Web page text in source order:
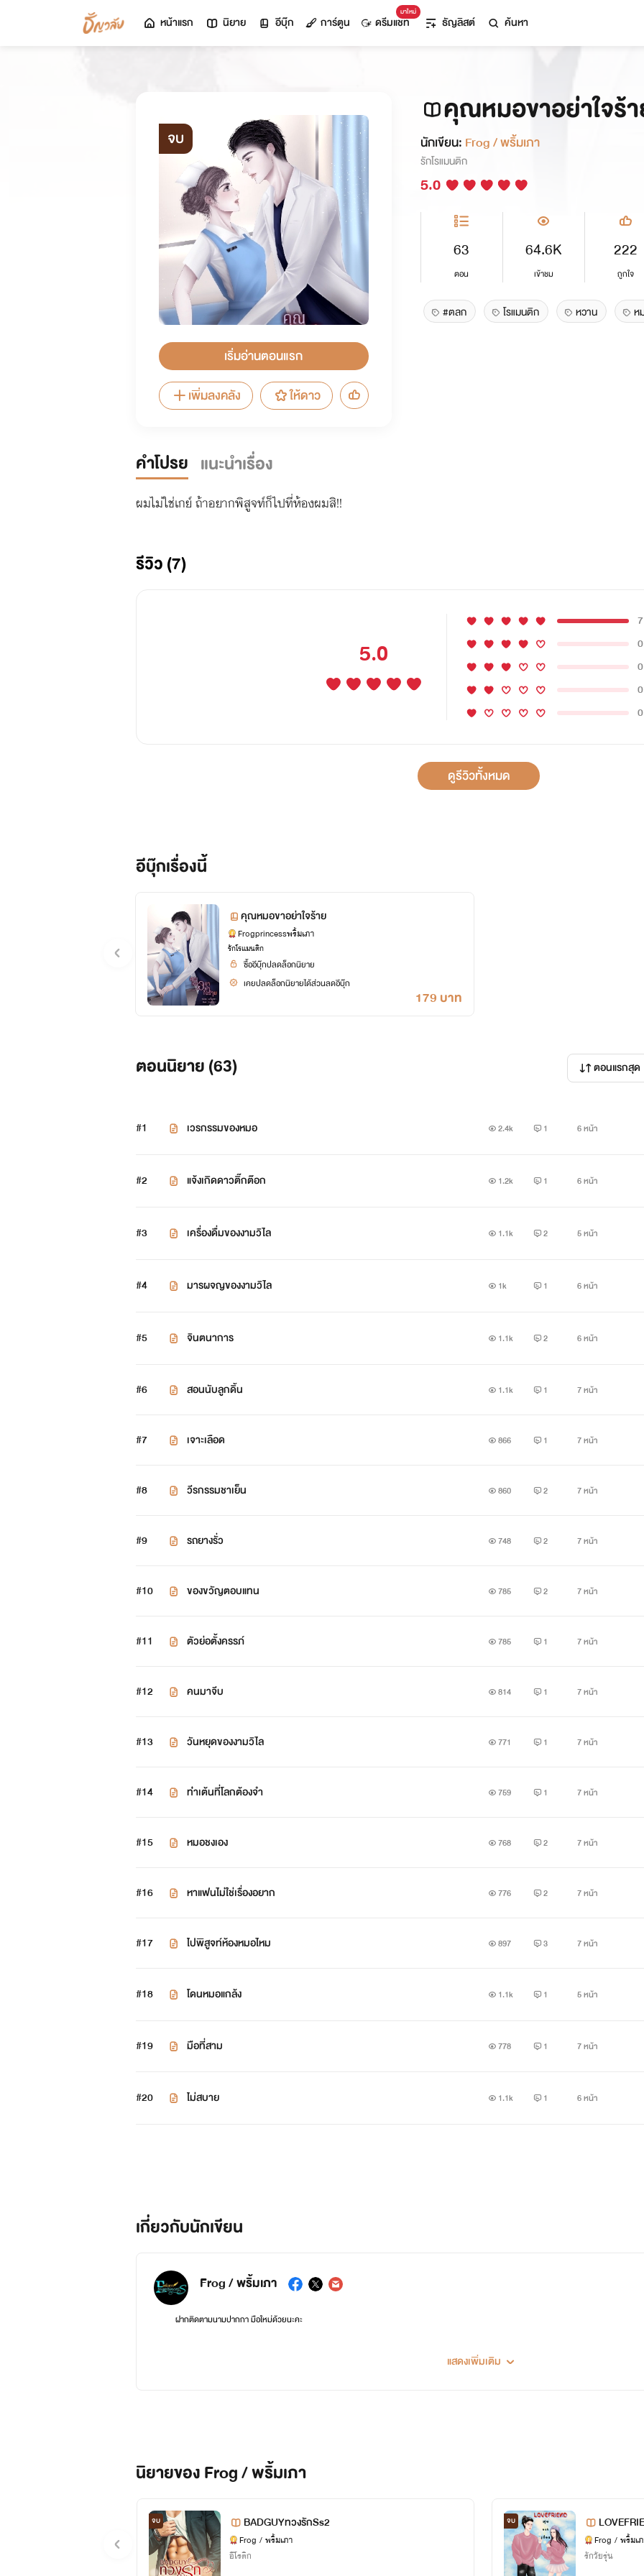
หน้าแรก นิยาย อีบุ๊ก การ์ตูน
มาใหม่
ดรีมแชท ธัญลิสต์ ค้นหา
จบ
เริ่มอ่านตอนแรก
เพิ่มลงคลัง
ให้ดาว
คุณหมอขาอย่าใจร้
นักเขียน: Frog / พริ้มเภา
รักโรแมนติก
5.0
63
ตอน
64.6K
เข้าชม
222
ถูกใจ
#ตลก โรแมนติก หวาน ห
คำโปรย แนะนำเรื่อง
ผมไม่ใช่เกย์ ถ้าอยากพิสูจท์ก็ไปที่ห้องผมสิ!!
รีวิว (7)
5.0
7
0
0
0
0
ดูรีวิวทั้งหมด
อีบุ๊กเรื่องนี้
คุณหมอขาอย่าใจร้าย
Frogprincessพริ้มเภา
รักโรแมนติก
ซื้ออีบุ๊กปลดล็อกนิยาย
เคยปลดล็อกนิยายได้ส่วนลดอีบุ๊ก
179 บาท
ตอนนิยาย (63) ตอนแรกสุด
#1 เวรกรรมของหมอ 2.4k 1 6 หน้า
#2 แจ้งเกิดดาวติ๊กต๊อก 1.2k 1 6 หน้า
#3 เครื่องดื่มของงามวิไล 1.1k 2 5 หน้า
#4 มารผจญของงามวิไล 1k 1 6 หน้า
#5 จินตนาการ 1.1k 2 6 หน้า
#6 สอนนับลูกดิ้น 1.1k 1 7 หน้า
#7 เจาะเลือด 866 1 7 หน้า
#8 วีรกรรมชาเย็น 860 2 7 หน้า
#9 รถยางรั่ว 748 2 7 หน้า
#10 ของขวัญตอบแทน 785 2 7 หน้า
#11 ตัวย่อตั้งครรภ์ 785 1 7 หน้า
#12 คนมาจีบ 814 1 7 หน้า
#13 วันหยุดของงามวิไล 771 1 7 หน้า
#14 ท่่าเต้นที่โลกต้องจำ 759 1 7 หน้า
#15 หมอชงเอง 768 2 7 หน้า
#16 หาแฟนไม่ใช่เรื่องอยาก 776 2 7 หน้า
#17 ไปพิสูจท์ห้องหมอไหม 897 3 7 หน้า
#18 โดนหมอแกล้ง 1.1k 1 5 หน้า
#19 มือที่สาม 778 1 7 หน้า
#20 ไม่สบาย 1.1k 1 6 หน้า
เกี่ยวกับนักเขียน
Frog / พริ้มเภา
ฝากติดตามนามปากกา มือใหม่ด้วยนะคะ
แสดงเพิ่มเติม
นิยายของ Frog / พริ้มเภา
จบ BADGUYทวงรักSs2
Frog / พริ้มเภา
อีโรติก
จบ
Frog / พริ้มเ
รักวัยรุ่น